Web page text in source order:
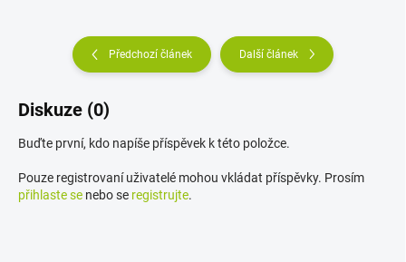
Předchozí článek Další článek
Diskuze (0)
Buďte první, kdo napíše příspěvek k této položce.
Pouze registrovaní uživatelé mohou vkládat příspěvky. Prosím
přihlaste se nebo se registrujte.